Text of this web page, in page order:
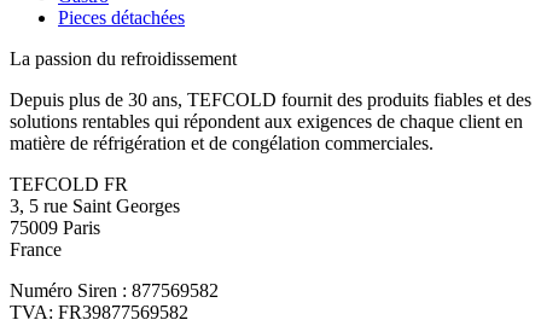
Pieces détachées
La passion du refroidissement
Depuis plus de 30 ans, TEFCOLD fournit des produits fiables et des
solutions rentables qui répondent aux exigences de chaque client en
matière de réfrigération et de congélation commerciales.
TEFCOLD FR
3, 5 rue Saint Georges
75009 Paris
France
Numéro Siren : 877569582
TVA: FR39877569582